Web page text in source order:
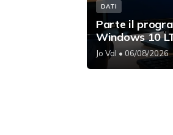
DATI
Parte il
Windows 10
Jo Val • 06/08/2026